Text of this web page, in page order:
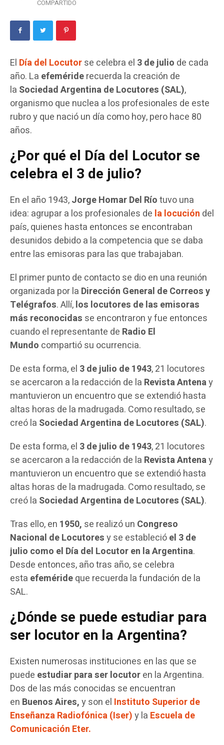
COMPARTIDO
El Día del Locutorse celebra el 3 de julio de cada
año. La efemériderecuerda la creación de
la Sociedad Argentina de Locutores (SAL),
organismo que nuclea a los profesionales de este
rubro y que nació un día como hoy, pero hace 80
años.
¿Por qué el Día del Locutor se
celebra el 3 de julio?
En el año 1943,Jorge Homar Del Ríotuvo una
idea: agrupar a los profesionales de la locución del
país, quienes hasta entonces se encontraban
desunidos debido a la competencia que se daba
entre las emisoras para las que trabajaban.
El primer punto de contacto se dio en una reunión
organizada por la Dirección General de Correos y
Telégrafos. Allí,los locutores de las emisoras
más reconocidas se encontraron y fue entonces
cuando el representante de Radio El
Mundo compartió su ocurrencia.
De esta forma, el 3 de julio de 1943, 21 locutores
se acercaron a la redacción de la Revista Antenay
mantuvieron un encuentro que se extendió hasta
altas horas de la madrugada. Como resultado, se
creó la Sociedad Argentina de Locutores (SAL).
De esta forma, el 3 de julio de 1943, 21 locutores
se acercaron a la redacción de la Revista Antenay
mantuvieron un encuentro que se extendió hasta
altas horas de la madrugada. Como resultado, se
creó la Sociedad Argentina de Locutores (SAL).
Tras ello, en 1950, se realizó un Congreso
Nacional de Locutoresy se establecióel 3 de
julio como el Día del Locutor en la Argentina.
Desde entonces, año tras año, se celebra
esta efemérideque recuerda la fundación de la
SAL.
¿Dónde se puede estudiar para
ser locutor en la Argentina?
Existen numerosas instituciones en las que se
puede estudiar para ser locutoren la Argentina.
Dos de las más conocidas se encuentran
en Buenos Aires,y son el Instituto Superior de
Enseñanza Radiofónica (Iser)y la Escuela de
Comunicación Eter.